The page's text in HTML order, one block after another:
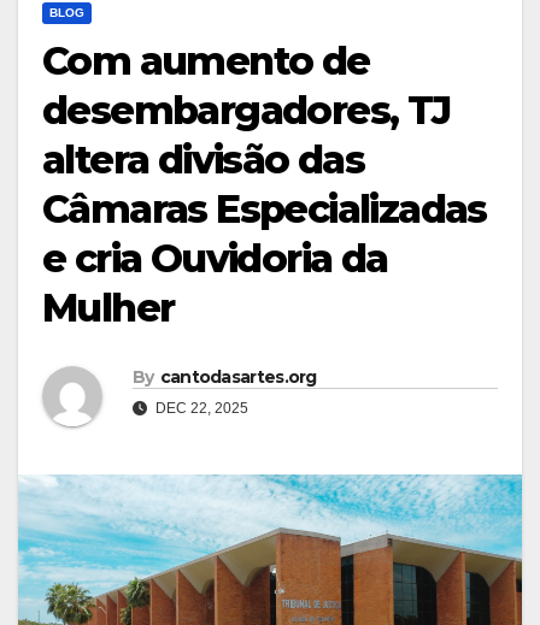
BLOG
Com aumento de
desembargadores, TJ
altera divisão das
Câmaras Especializadas
e cria Ouvidoria da
Mulher
By cantodasartes.org
DEC 22, 2025